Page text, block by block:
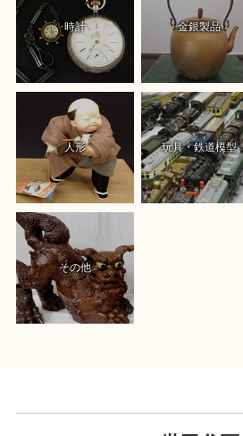
時計 金銀製品
人形 玩具・鉄道模型
その他